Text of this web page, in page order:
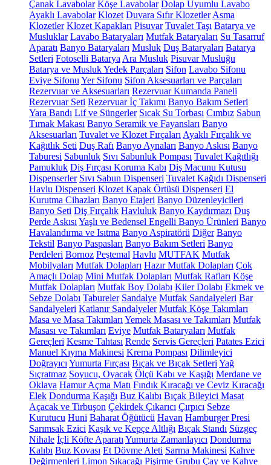
Çanak Lavabolar Köşe Lavabolar Dolap Uyumlu Lavabo
Ayaklı Lavabolar Klozet Duvara Sıfır Klozetler Asma
Klozetler Klozet Kapakları Pisuvar Tuvalet Taşı Batarya ve
Musluklar Lavabo Bataryaları Mutfak Bataryaları Su Tasarruf
Aparatı Banyo Bataryaları Musluk Duş Bataryaları Batarya
Setleri Fotoselli Batarya Ara Musluk Pisuvar Musluğu
Batarya ve Musluk Yedek Parçaları Sifon Lavabo Sifonu
Eviye Sifonu Yer Sifonu Sifon Aksesuarları ve Parçaları
Rezervuar ve Aksesuarları Rezervuar Kumanda Paneli
Rezervuar Seti Rezervuar İç Takımı Banyo Bakım Setleri
Yara Bandı Lif ve Süngerler Sıcak Su Torbası Cımbız Sabun
Tırnak Makası Banyo Seramik ve Fayansları Banyo
Aksesuarları Tuvalet ve Klozet Fırçaları Ayaklı Fırçalık ve
Kağıtlık Seti Duş Rafı Banyo Aynaları Banyo Askısı Banyo
Taburesi Sabunluk Sıvı Sabunluk Pompası Tuvalet Kağıtlığı
Pamukluk Diş Fırçası Koruma Kabı Diş Macunu Kutusu
Dispenserler Sıvı Sabun Dispenseri Tuvalet Kağıdı Dispenseri
Havlu Dispenseri Klozet Kapak Örtüsü Dispenseri El
Kurutma Cihazları Banyo Etajeri Banyo Düzenleyicileri
Banyo Seti Diş Fırçalık Havluluk Banyo Kaydırmazı Duş
Perde Askısı Yaşlı ve Bedensel Engelli Banyo Ürünleri Banyo
Havalandırma ve Isıtma Banyo Aspiratörü Diğer Banyo
Tekstil Banyo Paspasları Banyo Bakım Setleri Banyo
Perdeleri Bornoz Peştemal Havlu MUTFAK Mutfak
Mobilyaları Mutfak Dolapları Hazır Mutfak Dolapları Çok
Amaçlı Dolap Mini Mutfak Dolapları Mutfak Rafları Köşe
Mutfak Dolapları Mutfak Boy Dolabı Kiler Dolabı Ekmek ve
Sebze Dolabı Tabureler Sandalye Mutfak Sandalyeleri Bar
Sandalyeleri Katlanır Sandalyeler Mutfak Köşe Takımları
Masa ve Masa Takımları Yemek Masası ve Takımları Mutfak
Masası ve Takımları Eviye Mutfak Bataryaları Mutfak
Gereçleri Kesme Tahtası Rende Servis Gereçleri Patates Ezici
Manuel Kıyma Makinesi Krema Pompası Dilimleyici
Doğrayıcı Yumurta Fırçası Bıçak ve Bıçak Setleri Yağ
Sıçratmaz Soyucu, Oyacak Ölçü Kabı ve Kaşığı Merdane ve
Oklava Hamur Açma Matı Fındık Kıracağı ve Ceviz Kıracağı
Elek Dondurma Kaşığı Buz Kalıbı Bıçak Bileyici Masat
Açacak ve Tirbuşon Çekirdek Çıkarıcı Çırpıcı Sebze
Kurutucu Huni Baharat Öğütücü Havan Hamburger Presi
Sarımsak Ezici Kaşık ve Kepçe Altlığı Bıçak Standı Süzgeç
Nihale İçli Köfte Aparatı Yumurta Zamanlayıcı Dondurma
Kalıbı Buz Kovası Et Dövme Aleti Sarma Makinesi Kahve
Değirmenleri Limon Sıkacağı Pişirme Grubu Çay ve Kahve